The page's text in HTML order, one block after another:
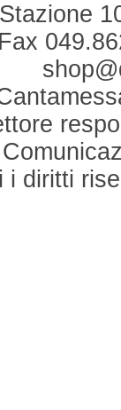
i diritti